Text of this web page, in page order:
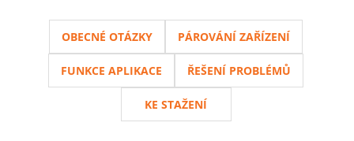
OBECNÉ OTÁZKY PÁROVÁNÍ ZAŘÍZENÍ
FUNKCE APLIKACE ŘEŠENÍ PROBLÉMŮ
KE STAŽENÍ